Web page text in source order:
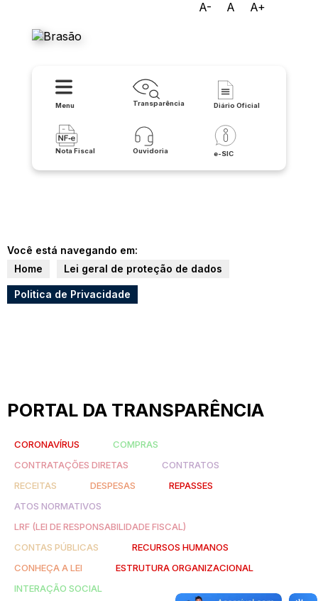
A- A A+
Menu Transparência Diário Oficial
Nota Fiscal Ouvidoria e-SIC
Você está navegando em:
Home
Lei geral de proteção de dados
Politica de Privacidade
PORTAL DA TRANSPARÊNCIA
CORONAVÍRUS
COMPRAS
CONTRATAÇÕES DIRETAS
CONTRATOS
RECEITAS
DESPESAS
REPASSES
ATOS NORMATIVOS
LRF (LEI DE RESPONSABILIDADE FISCAL)
CONTAS PÚBLICAS
RECURSOS HUMANOS
CONHEÇA A LEI
ESTRUTURA ORGANIZACIONAL
INTERAÇÃO SOCIAL